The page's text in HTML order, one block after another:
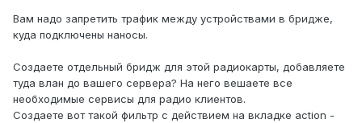
Вам надо запретить трафик между устройствами в бридже,
куда подключены наносы.
Создаете отдельный бридж для этой радиокарты, добавляете
туда влан до вашего сервера? На него вешаете все
необходимые сервисы для радио клиентов.
Создаете вот такой фильтр с действием на вкладке action -